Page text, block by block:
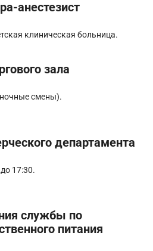
анестезист
клиническая больница.
зала
смены).
департамента
17:30.
службы по
питания